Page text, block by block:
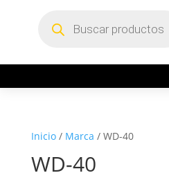
productos
Inicio/ Marca / WD-40
WD-40